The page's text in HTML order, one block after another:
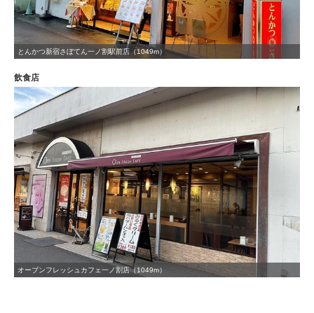
とんかつ新宿さぼてん一ノ割駅前店（1049m）
飲食店
オーブンフレッシュカフェ一ノ割店（1049m）